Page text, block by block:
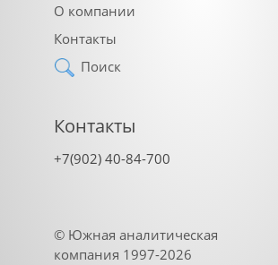
О компании
Контакты
Поиск
Контакты
+7(902) 40-84-700
© Южная аналитическая
компания 1997-2026